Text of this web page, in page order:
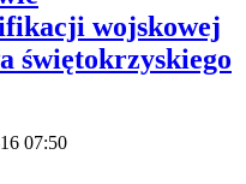
wojskowej
świętokrzyskiego
07:50